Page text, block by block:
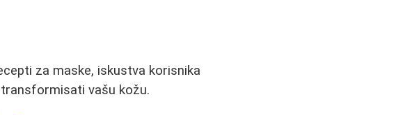
za maske, iskustva korisnika
vašu kožu.